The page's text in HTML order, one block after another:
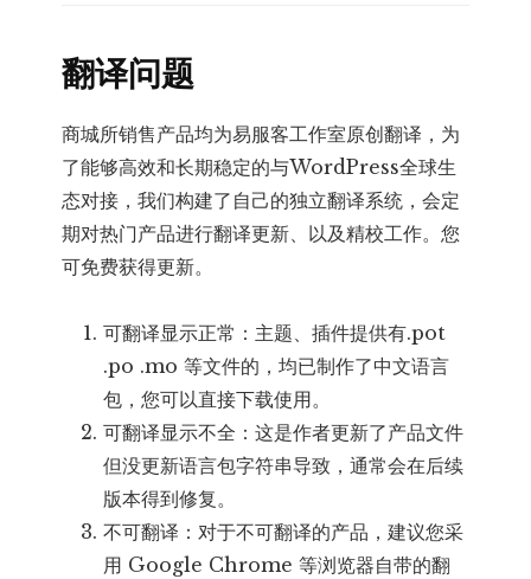
翻译问题
商城所销售产品均为易服客工作室原创翻译，为
了能够高效和长期稳定的与WordPress全球生
态对接，我们构建了自己的独立翻译系统，会定
期对热门产品进行翻译更新、以及精校工作。您
可免费获得更新。
可翻译显示正常：主题、插件提供有.pot
.po .mo 等文件的，均已制作了中文语言
包，您可以直接下载使用。
可翻译显示不全：这是作者更新了产品文件
但没更新语言包字符串导致，通常会在后续
版本得到修复。
不可翻译：对于不可翻译的产品，建议您采
用 Google Chrome 等浏览器自带的翻